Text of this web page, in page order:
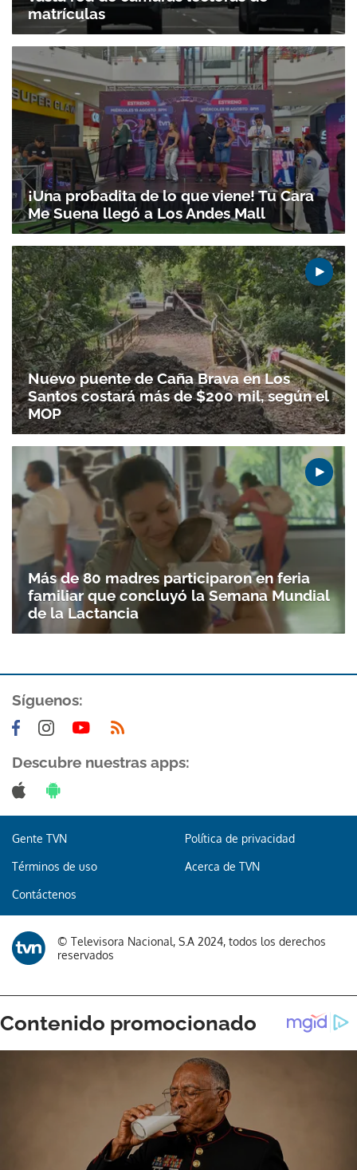
Gracias por suscribirte a nuestro boletín.
ACEPTAR
matrículas
¡Una probadita de lo que viene! Tu Cara
Me Suena llegó a Los Andes Mall
Nuevo puente de Caña Brava en Los
Santos costará más de $200 mil, según el
MOP
Más de 80 madres participaron en feria
familiar que concluyó la Semana Mundial
de la Lactancia
Síguenos:
Descubre nuestras apps:
Gente TVN Política de privacidad
Términos de uso Acerca de TVN
Contáctenos
© Televisora Nacional, S.A 2024, todos los derechos
reservados